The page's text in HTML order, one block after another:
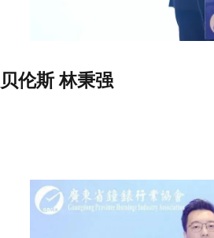
贝伦斯 林秉强